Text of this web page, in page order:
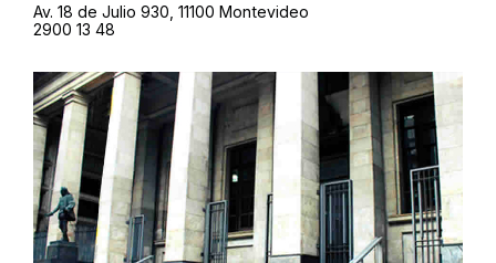
Av. 18 de Julio 930, 11100 Montevideo
2900 13 48